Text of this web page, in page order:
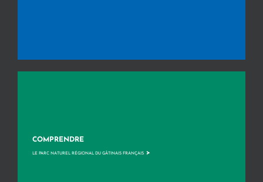
COMPRENDRE
LE PARC NATUREL RÉGIONAL DU GÂTINAIS FRANÇAIS >